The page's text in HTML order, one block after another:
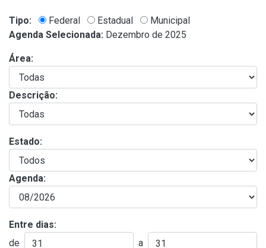
Tipo: Federal Estadual
Municipal
Agenda Selecionada: Dezembro de 2025
Área:
Descrição:
Estado:
Agenda:
Entre dias:
de
a